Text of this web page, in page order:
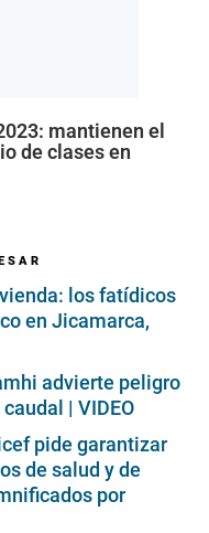
mantienen el
de clases en
los fatídicos
en Jicamarca,
advierte peligro
| VIDEO
pide garantizar
de salud y de
por